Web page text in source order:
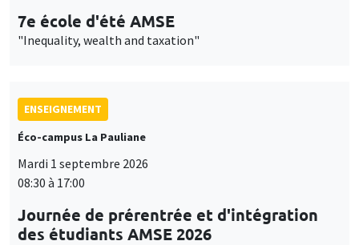
7e école d'été AMSE
"Inequality, wealth and taxation"
ENSEIGNEMENT
Éco-campus La Pauliane
Mardi 1 septembre 2026
08:30 à 17:00
Journée de prérentrée et d'intégration
des étudiants AMSE 2026